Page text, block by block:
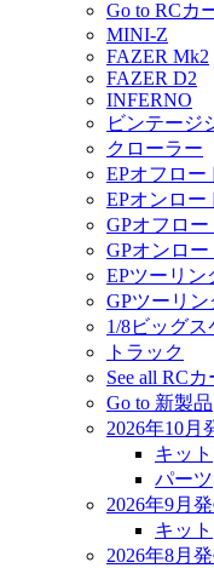
Go to RCカ
MINI-Z
FAZER Mk2
FAZER D2
INFERNO
ビンテージ
クローラー
EPオフロー
EPオンロー
GPオフロー
GPオンロー
EPツーリン
GPツーリン
1/8ビッグ
トラック
See all RCカ
Go to 新製品
2026年10月
キット
パーツ
2026年9月
キット
2026年8月